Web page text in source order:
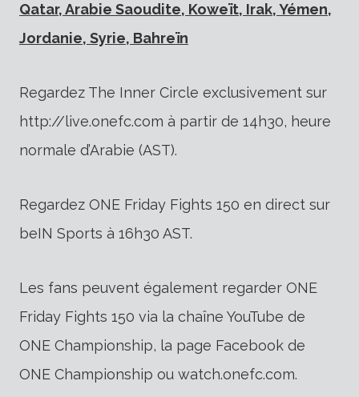
Qatar, Arabie Saoudite, Koweït, Irak, Yémen,
Jordanie, Syrie, Bahreïn
Regardez The Inner Circle exclusivement sur
http://live.onefc.com à partir de 14h30, heure
normale d’Arabie (AST).
Regardez ONE Friday Fights 150 en direct sur
beIN Sports à 16h30 AST.
Les fans peuvent également regarder ONE
Friday Fights 150 via la chaîne YouTube de
ONE Championship, la page Facebook de
ONE Championship ou watch.onefc.com.